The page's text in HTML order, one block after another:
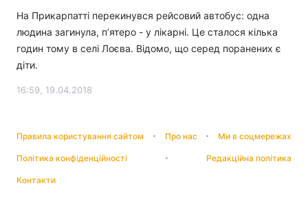
На Прикарпатті перекинувся рейсовий автобус: одна
людина загинула, п’ятеро - у лікарні. Це сталося кілька
годин тому в селі Лоєва. Відомо, що серед поранених є
діти.
16:59, 19.04.2018
Правила користування сайтом Про нас Ми в соцмережах
Політика конфіденційності Редакційна політика
Контакти